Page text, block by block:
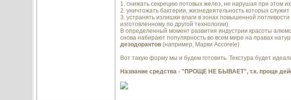
1. снижать секрецию потовых желез, не нарушая при этом
2. уничтожать бактерии, жизнедеятельность которых
3. устранять излишки влаги в зонах повышенной
изготовленному по другой технологии)
В определенный момент развития индустрии красоты
снова набирают популярность во всем мире на правах
дезодорантов(например, Марки Accorele)
Вот такую форму мы и будем готовить. Текстура будет
Название средства - "ПРОЩЕ НЕ БЫВАЕТ", т.к. проще